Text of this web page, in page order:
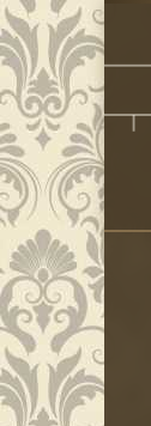
Перейти
к
контенту